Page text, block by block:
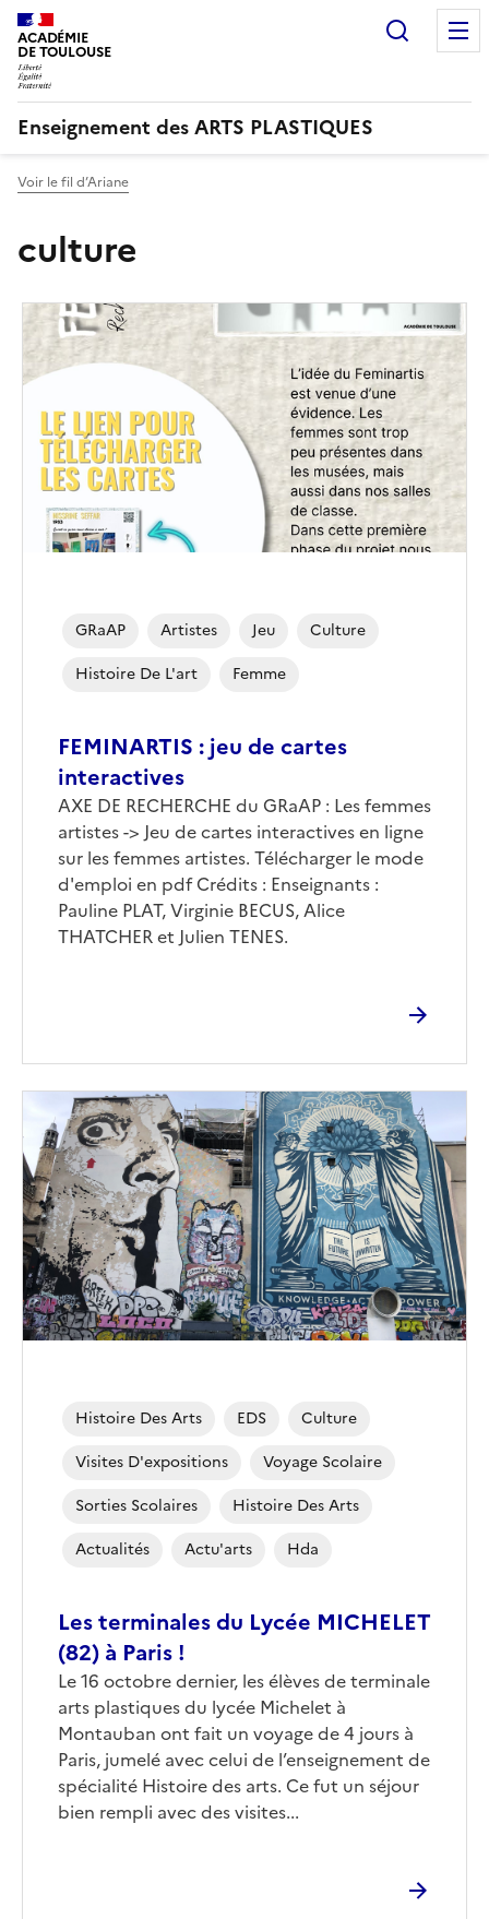
ACADÉMIE
DE TOULOUSE
Enseignement des ARTS PLASTIQUES
Voir le fil d’Ariane
culture
FEMINARTIS : jeu de cartes
interactives
Corps
AXE DE RECHERCHE du GRaAP : Les femmes
artistes -> Jeu de cartes interactives en ligne
sur les femmes artistes. Télécharger le mode
d'emploi en pdf Crédits : Enseignants :
Pauline PLAT, Virginie BECUS, Alice
THATCHER et Julien TENES.
GRaAP Artistes Jeu
Culture
Histoire De L'art
Femme
Image
de
couverture
Les terminales du Lycée MICHELET
(82) à Paris !
Corps
Le 16 octobre dernier, les élèves de terminale
arts plastiques du lycée Michelet à
Montauban ont fait un voyage de 4 jours à
Paris, jumelé avec celui de l’enseignement de
spécialité Histoire des arts. Ce fut un séjour
bien rempli avec des visites...
Histoire Des Arts EDS
Culture
Visites D'expositions
Voyage Scolaire
Sorties Scolaires
Histoire Des Arts
Actualités
Actu'arts Hda
Image
de
couverture
(conseillée)